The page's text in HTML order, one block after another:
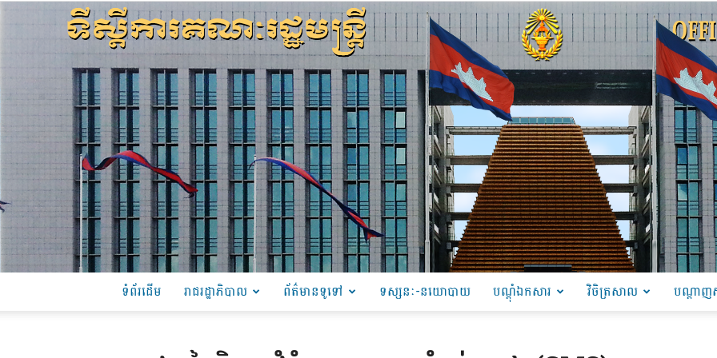
ទំព័រដើម រាជរដ្ឋាភិបាល ព័ត៌មានទូទៅ ទស្សនៈ-នយោបាយ បណ្ដុំឯកសារ វិចិត្រសាល បណ្តាញ